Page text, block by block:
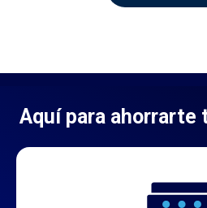
Aquí para ahorrarte